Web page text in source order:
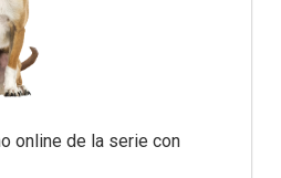
online de la serie con